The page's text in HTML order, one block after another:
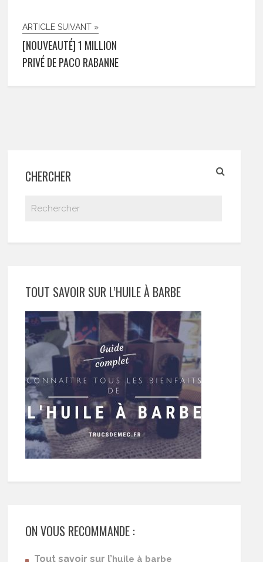
ARTICLE SUIVANT »
[NOUVEAUTÉ] 1 MILLION
PRIVÉ DE PACO RABANNE
CHERCHER
TOUT SAVOIR SUR L’HUILE À BARBE
ON VOUS RECOMMANDE :
Tout savoir sur l’huile à barbe